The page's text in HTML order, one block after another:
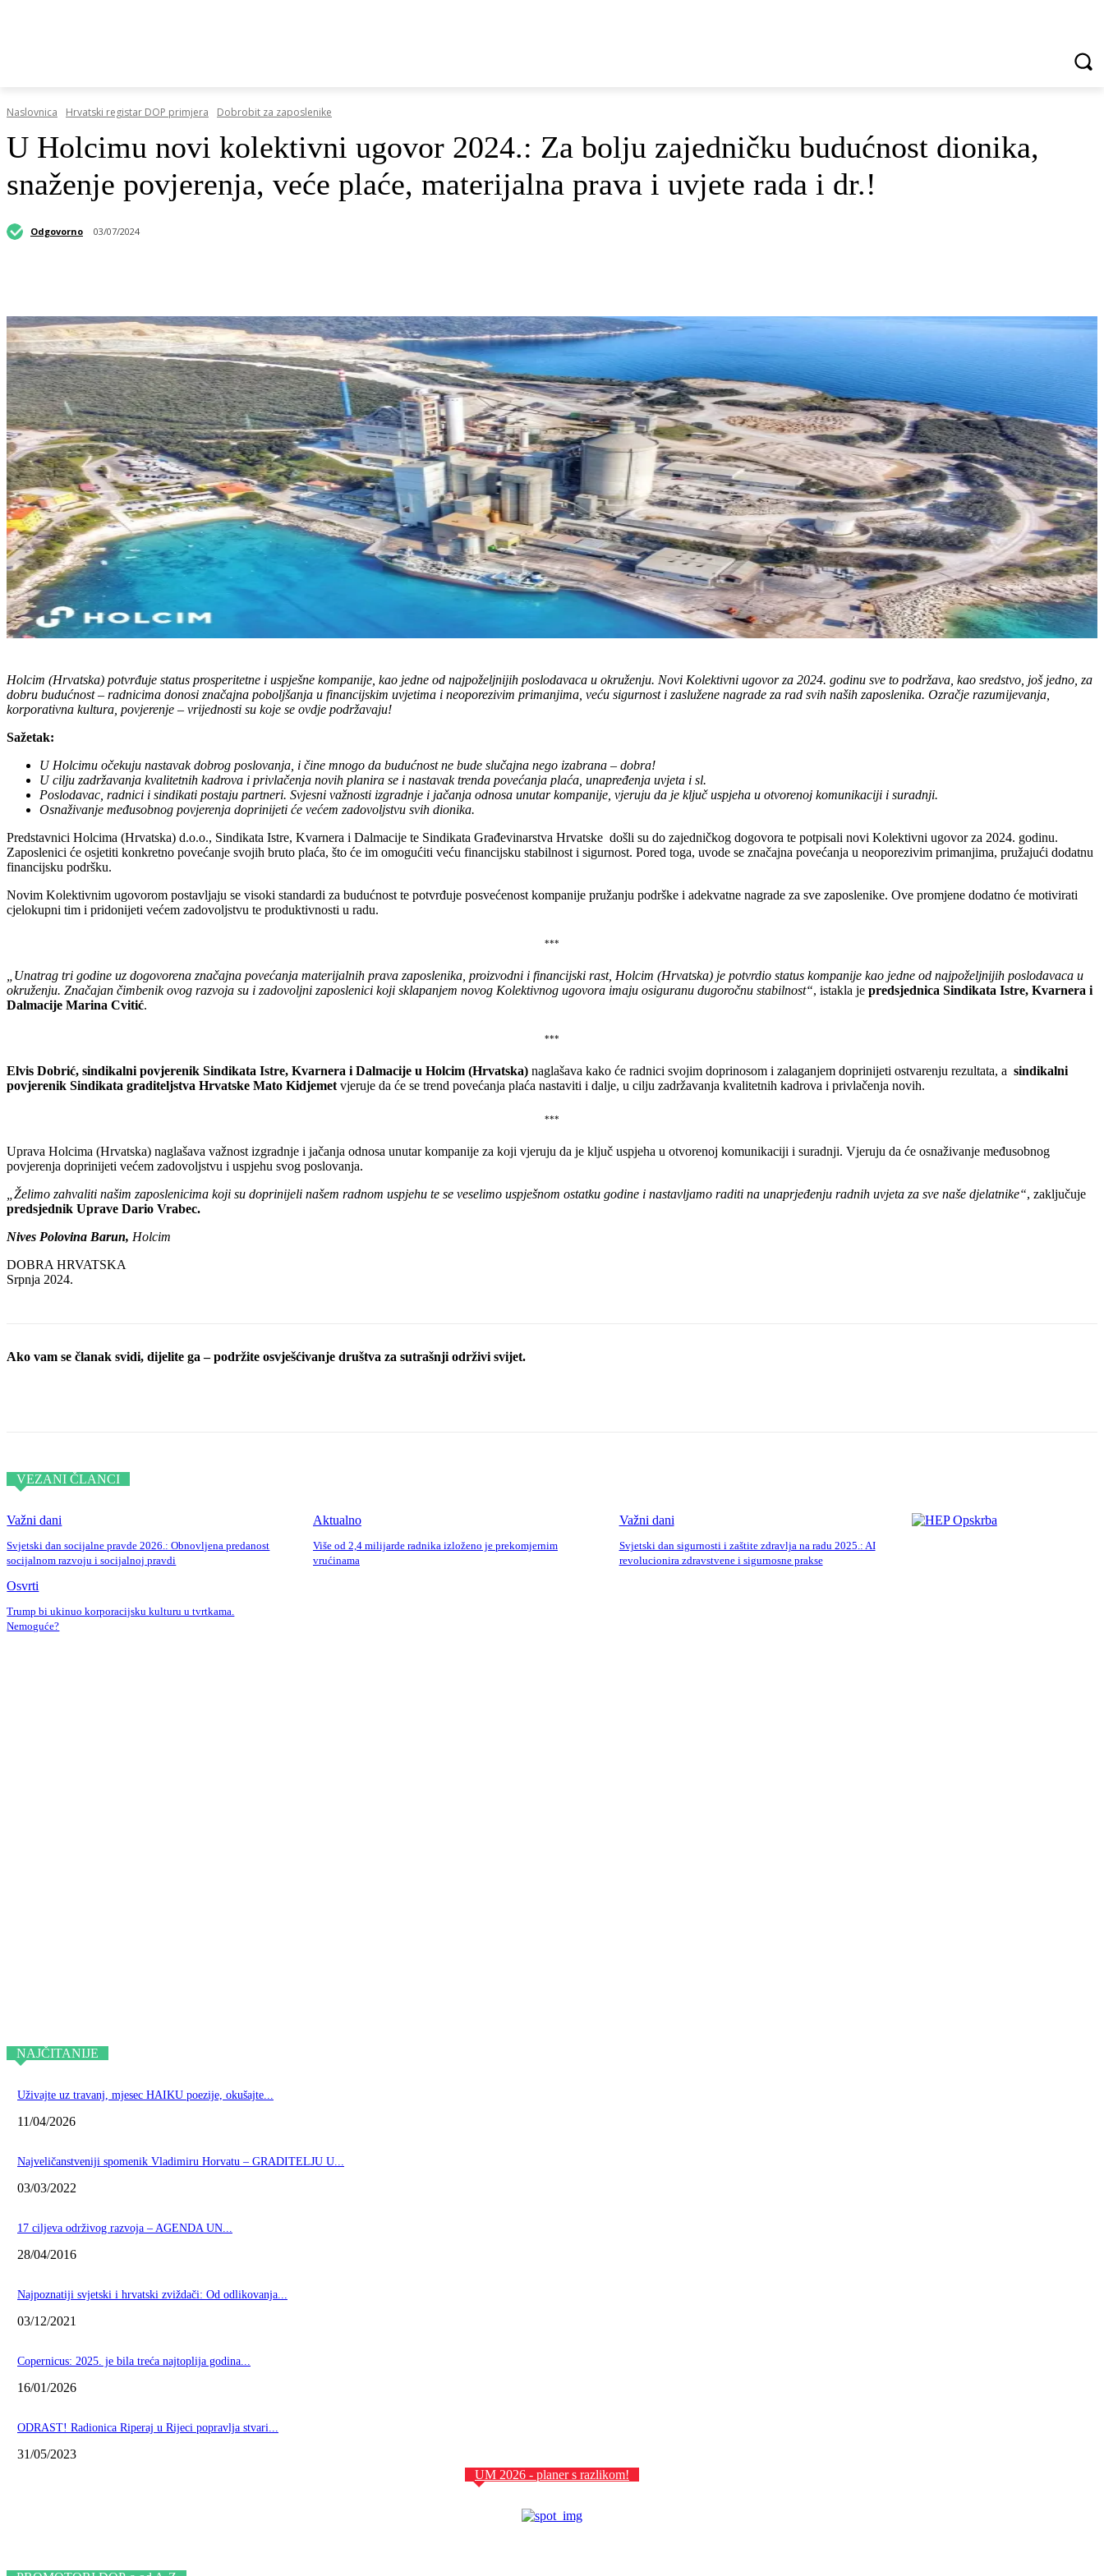
Naslovnica Hrvatski registar DOP primjera Dobrobit za zaposlenike
U Holcimu novi kolektivni ugovor 2024.: Za bolju zajedničku budućnost dionika,
snaženje povjerenja, veće plaće, materijalna prava i uvjete rada i dr.!
Odgovorno 03/07/2024
Holcim (Hrvatska) potvrđuje status prosperitetne i uspješne kompanije, kao jedne od najpoželjnijih poslodavaca u okruženju. Novi Kolektivni ugovor za 2024. godinu sve to podržava, kao sredstvo, još jedno, za
dobru budućnost – radnicima donosi značajna poboljšanja u financijskim uvjetima i neoporezivim primanjima, veću sigurnost i zaslužene nagrade za rad svih naših zaposlenika. Ozračje razumijevanja,
korporativna kultura, povjerenje – vrijednosti su koje se ovdje podržavaju!
Sažetak:
U Holcimu očekuju nastavak dobrog poslovanja, i čine mnogo da budućnost ne bude slučajna nego izabrana – dobra!
U cilju zadržavanja kvalitetnih kadrova i privlačenja novih planira se i nastavak trenda povećanja plaća, unapređenja uvjeta i sl.
Poslodavac, radnici i sindikati postaju partneri. Svjesni važnosti izgradnje i jačanja odnosa unutar kompanije, vjeruju da je ključ uspjeha u otvorenoj komunikaciji i suradnji.
Osnaživanje međusobnog povjerenja doprinijeti će većem zadovoljstvu svih dionika.
Predstavnici Holcima (Hrvatska) d.o.o., Sindikata Istre, Kvarnera i Dalmacije te Sindikata Građevinarstva Hrvatske došli su do zajedničkog dogovora te potpisali novi Kolektivni ugovor za 2024. godinu.
Zaposlenici će osjetiti konkretno povećanje svojih bruto plaća, što će im omogućiti veću financijsku stabilnost i sigurnost. Pored toga, uvode se značajna povećanja u neoporezivim primanjima, pružajući dodatnu
financijsku podršku.
Novim Kolektivnim ugovorom postavljaju se visoki standardi za budućnost te potvrđuje posvećenost kompanije pružanju podrške i adekvatne nagrade za sve zaposlenike. Ove promjene dodatno će motivirati
cjelokupni tim i pridonijeti većem zadovoljstvu te produktivnosti u radu.
***
„Unatrag tri godine uz dogovorena značajna povećanja materijalnih prava zaposlenika, proizvodni i financijski rast, Holcim (Hrvatska) je potvrdio status kompanije kao jedne od najpoželjnijih poslodavaca u
okruženju. Značajan čimbenik ovog razvoja su i zadovoljni zaposlenici koji sklapanjem novog Kolektivnog ugovora imaju osiguranu dugoročnu stabilnost“, istakla je predsjednica Sindikata Istre, Kvarnera i
Dalmacije Marina Cvitić.
***
Elvis Dobrić, sindikalni povjerenik Sindikata Istre, Kvarnera i Dalmacije u Holcim (Hrvatska) naglašava kako će radnici svojim doprinosom i zalaganjem doprinijeti ostvarenju rezultata, a sindikalni
povjerenik Sindikata graditeljstva Hrvatske Mato Kidjemet vjeruje da će se trend povećanja plaća nastaviti i dalje, u cilju zadržavanja kvalitetnih kadrova i privlačenja novih.
***
Uprava Holcima (Hrvatska) naglašava važnost izgradnje i jačanja odnosa unutar kompanije za koji vjeruju da je ključ uspjeha u otvorenoj komunikaciji i suradnji. Vjeruju da će osnaživanje međusobnog
povjerenja doprinijeti većem zadovoljstvu i uspjehu svog poslovanja.
„Želimo zahvaliti našim zaposlenicima koji su doprinijeli našem radnom uspjehu te se veselimo uspješnom ostatku godine i nastavljamo raditi na unaprjeđenju radnih uvjeta za sve naše djelatnike“, zaključuje
predsjednik Uprave Dario Vrabec.
Nives Polovina Barun, Holcim
DOBRA HRVATSKA
Srpnja 2024.
Ako vam se članak svidi, dijelite ga – podržite osvješćivanje društva za sutrašnji održivi svijet.
VEZANI ČLANCI
Važni dani
Svjetski dan socijalne pravde 2026.: Obnovljena predanost
socijalnom razvoju i socijalnoj pravdi
Aktualno
Više od 2,4 milijarde radnika izloženo je prekomjernim
vrućinama
Važni dani
Svjetski dan sigurnosti i zaštite zdravlja na radu 2025.: AI
revolucionira zdravstvene i sigurnosne prakse
Osvrti
Trump bi ukinuo korporacijsku kulturu u tvrtkama.
Nemoguće?
NAJČITANIJE
Uživajte uz travanj, mjesec HAIKU poezije, okušajte...
11/04/2026
Najveličanstveniji spomenik Vladimiru Horvatu – GRADITELJU U...
03/03/2022
17 ciljeva održivog razvoja – AGENDA UN...
28/04/2016
Najpoznatiji svjetski i hrvatski zviždači: Od odlikovanja...
03/12/2021
Copernicus: 2025. je bila treća najtoplija godina...
16/01/2026
ODRAST! Radionica Riperaj u Rijeci popravlja stvari...
31/05/2023
UM 2026 - planer s razlikom!